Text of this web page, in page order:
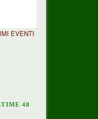
EVENTI
48